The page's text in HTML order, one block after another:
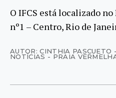
O IFCS está localizado
nº1 – Centro, Rio de
AUTOR: CINTHIA PASCUETO
NOTÍCIAS - PRAIA